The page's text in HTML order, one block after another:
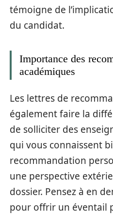
témoigne de
du candidat.
Importance des
académiques
Les lettres de
également faire la
de solliciter des
qui vous connaissent
recommandation
une perspective
dossier. Pensez à en
pour offrir un éventail